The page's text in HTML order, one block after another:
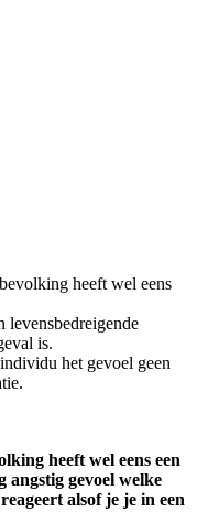
heeft wel eens
levensbedreigende
is.
het gevoel geen
heeft wel eens een
angstig gevoel welke
alsof je je in een